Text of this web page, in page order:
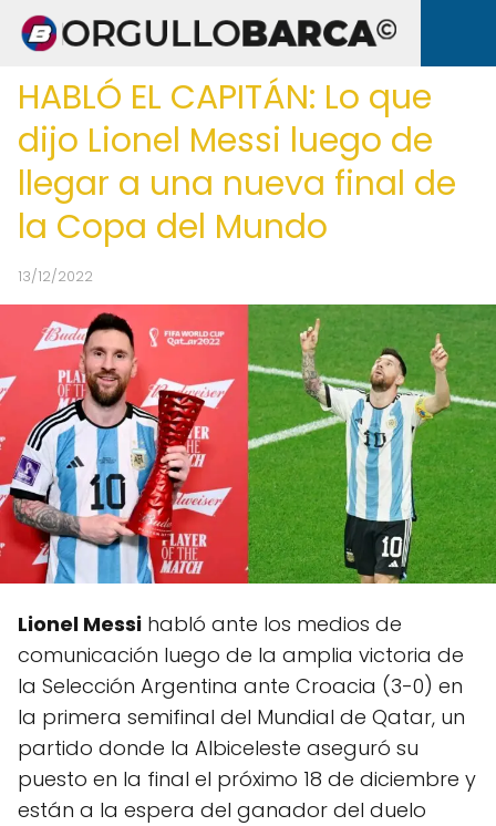
HABLÓ EL CAPITÁN: Lo que
dijo Lionel Messi luego de
llegar a una nueva final de
la Copa del Mundo
13/12/2022
Lionel Messi habló ante los medios de
comunicación luego de la amplia victoria de
la Selección Argentina ante Croacia (3-0) en
la primera semifinal del Mundial de Qatar, un
partido donde la Albiceleste aseguró su
puesto en la final el próximo 18 de diciembre y
están a la espera del ganador del duelo